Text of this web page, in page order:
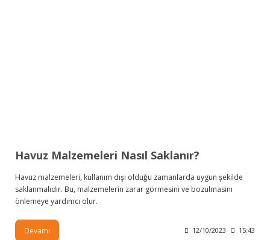
Havuz Malzemeleri Nasıl Saklanır?
Havuz malzemeleri, kullanım dışı olduğu zamanlarda uygun şekilde
saklanmalıdır. Bu, malzemelerin zarar görmesini ve bozulmasını
önlemeye yardımcı olur.
Devamı 12/10/2023 15:43